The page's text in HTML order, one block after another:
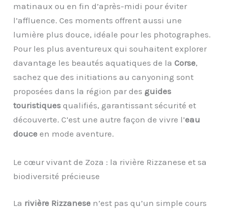
matinaux ou en fin d’après-midi pour éviter
l’affluence. Ces moments offrent aussi une
lumière plus douce, idéale pour les photographes.
Pour les plus aventureux qui souhaitent explorer
davantage les beautés aquatiques de laCorse,
sachez que des initiations au canyoning sont
proposées dans la région par des guides
touristiques qualifiés, garantissant sécurité et
découverte. C’est une autre façon de vivre l’eau
douce en mode aventure.
Le cœur vivant de Zoza : la rivière Rizzanese et sa
biodiversité précieuse
La rivière Rizzanese n’est pas qu’un simple cours